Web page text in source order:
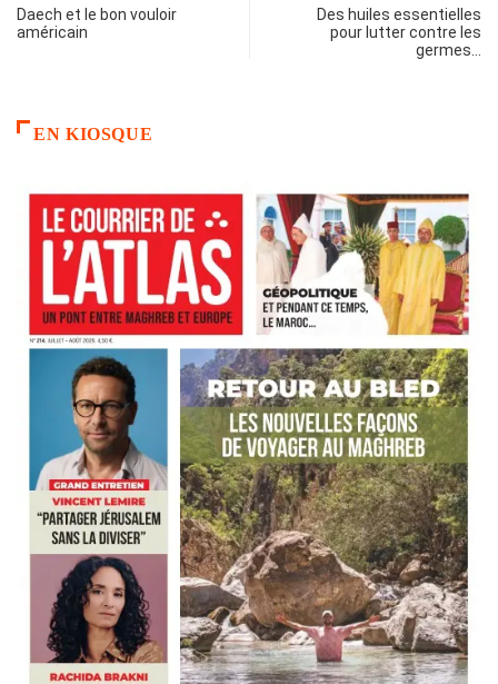
Daech et le bon vouloir
américain
Des huiles essentielles
pour lutter contre les
germes…
EN KIOSQUE